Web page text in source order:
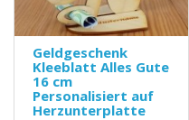
Geldgeschenk
Kleeblatt Alles Gute
16 cm
Personalisiert auf
Herzunterplatte